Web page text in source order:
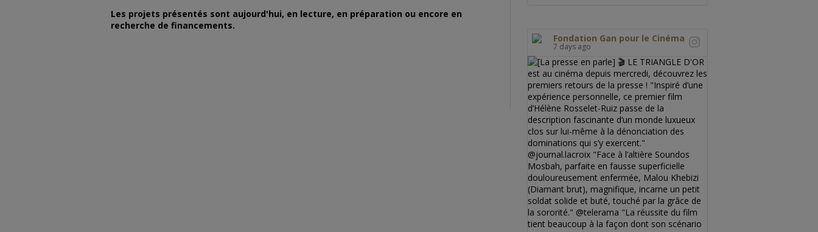
Les projets présentés sont aujourd'hui, en lecture, en préparation ou encore en
recherche de financements.
Fondation Gan pour le Cinéma
7 days ago